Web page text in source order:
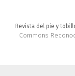
Revista del pie y
Commons